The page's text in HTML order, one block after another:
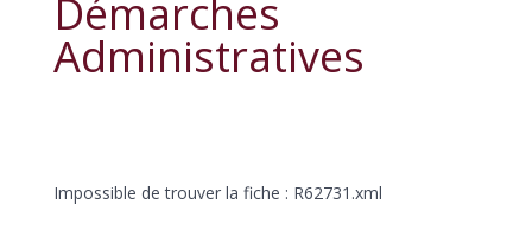
Démarches
Administratives
Impossible de trouver la fiche : R62731.xml